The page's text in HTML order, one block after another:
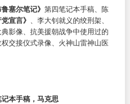
鲁塞尔笔记》 第四笔记本手稿、陈
党宣言》
、李大钊就义的绞刑架、
影像、抗美援朝战争中使用过的
交接仪式录像、火神山雷神山医
记本手稿，马克思